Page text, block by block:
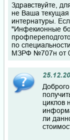
Здравствуйте,
не Ваша
интернатуры.
"Инфекионные
по
МЗРФ №707н от
циклов
ли